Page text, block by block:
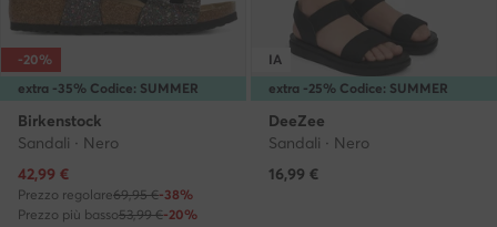
extra -35% Codice: SUMMER
-20%
Birkenstock
Sandali · Nero
Prezzo attuale
42,99 €
Prezzo regolare69,95 €-38%
Prezzo più basso53,99 €-20%
extra -25% Codice: SUMMER
IA
DeeZee
Sandali · Nero
16,99 €